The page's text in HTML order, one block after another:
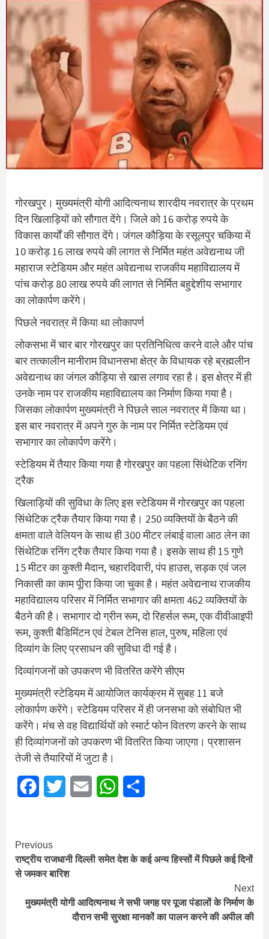
गोरखपुर। मुख्यमंत्री योगी आदित्यनाथ शारदीय नवरात्र के प्रथम
दिन खिलाड़ियों को सौगात देंगे। जिले को 16 करोड़ रुपये के
विकास कार्यों की सौगात देंगे। जंगल कौड़िया के रसूलपुर चकिया में
10 करोड़ 16 लाख रुपये की लागत से निर्मित महंत अवेद्यनाथ जी
महाराज स्टेडियम और महंत अवेद्यनाथ राजकीय महाविद्यालय में
पांच करोड़ 80 लाख रुपये की लागत से निर्मित बहुद्देशीय सभागार
का लोकार्पण करेंगे।
पिछले नवरात्र में किया था लोकापर्ण
लोकसभा में चार बार गोरखपुर का प्रतिनिधित्व करने वाले और पांच
बार तत्कालीन मानीराम विधानसभा क्षेत्र के विधायक रहे ब्रह्मलीन
अवेद्यनाथ का जंगल कौड़िया से खास लगाव रहा है। इस क्षेत्र में ही
उनके नाम पर राजकीय महाविद्यालय का निर्माण किया गया है।
जिसका लोकार्पण मुख्यमंत्री ने पिछले साल नवरात्र में किया था।
इस बार नवरात्र में अपने गुरु के नाम पर निर्मित स्टेडियम एवं
सभागार का लोकार्पण करेंगे।
स्टेडियम में तैयार किया गया है गोरखपुर का पहला सिंथेटिक रनिंग
ट्रैक
खिलाड़ियों की सुविधा के लिए इस स्टेडियम में गोरखपुर का पहला
सिंथेटिक ट्रैक तैयार किया गया है। 250 व्यक्तियों के बैठने की
क्षमता वाले वेलियन के साथ ही 300 मीटर लंबाई वाला आठ लेन का
सिंथेटिक रनिंग ट्रैक तैयार किया गया है। इसके साथ ही 15 गुणे
15 मीटर का कुश्ती मैदान, चहारदिवारी, पंप हाउस, सड़क एवं जल
निकासी का काम पूीरा किया जा चुका है। महंत अवेद्यनाथ राजकीय
महाविद्यालय परिसर में निर्मित सभागार की क्षमता 462 व्यक्तियों के
बैठने की है। सभागार दो ग्रीन रूम, दो रिहर्सल रूम, एक वीवीआइपी
रूम, कुश्ती बैडिमिंटन एवं टेबल टेनिस हाल, पुरुष, महिला एवं
दिव्यांग के लिए प्रसाधन की सुविधा दी गई है।
दिव्यांगजनों को उपकरण भी वितरित करेंगे सीएम
मुख्यमंत्री स्टेडियम में आयोजित कार्यक्रम में सुबह 11 बजे
लोकार्पण करेंगे। स्टेडियम परिसर में ही जनसभा को संबोधित भी
करेंगे। मंच से वह विद्यार्थियों को स्मार्ट फोन वितरण करने के साथ
ही दिव्यांगजनों को उपकरण भी वितरित किया जाएगा। प्रशासन
तेजी से तैयारियों में जुटा है।
FacebookTwitter Email WhatsApp
Continue
Reading
Previous
राष्ट्रीय राजधानी दिल्ली समेत देश के कई अन्य हिस्सों में पिछले कई दिनों
से जमकर बारिश
Next
मुख्यमंत्री योगी आदित्यनाथ ने सभी जगह पर पूजा पंडालों के निर्माण के
दौरान सभी सुरक्षा मानकों का पालन करने की अपील की